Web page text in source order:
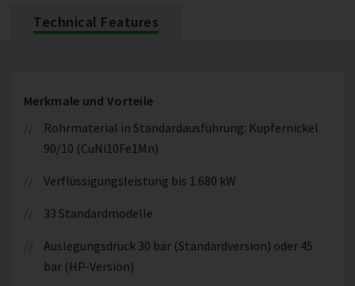
Technical Features
Merkmale und Vorteile
Rohrmaterial in Standardausführung: Kupfernickel
90/10 (CuNi10Fe1Mn)
Verflüssigungsleistung bis 1.680 kW
33 Standardmodelle
Auslegungsdruck 30 bar (Standardversion) oder 45
bar (HP-Version)